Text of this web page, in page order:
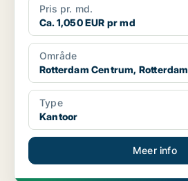
Pris pr. md.
Ca. 1,050 EUR pr md
Område
Rotterdam Centrum, Rotterdam
Type
Kantoor
Meer info